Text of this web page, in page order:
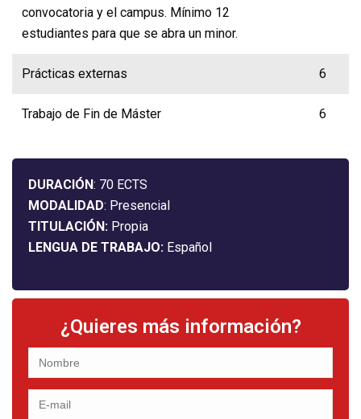
convocatoria y el campus. Mínimo 12
estudiantes para que se abra un minor.
Prácticas externas 6
Trabajo de Fin de Máster 6
DURACIÓN: 70 ECTS
MODALIDAD: Presencial
TITULACIÓN: Propia
LENGUA DE TRABAJO: Español
¿Quieres más información?